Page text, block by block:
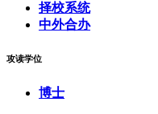
择校系统
中外合办
攻读学位
博士